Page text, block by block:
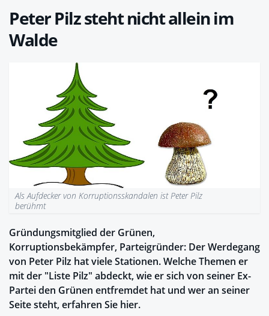
Peter Pilz steht nicht allein im
Walde
Als Aufdecker von Korruptionsskandalen ist Peter Pilz
berühmt
Gründungsmitglied der Grünen,
Korruptionsbekämpfer, Parteigründer: Der Werdegang
von Peter Pilz hat viele Stationen. Welche Themen er
mit der "Liste Pilz" abdeckt, wie er sich von seiner Ex-
Partei den Grünen entfremdet hat und wer an seiner
Seite steht, erfahren Sie hier.